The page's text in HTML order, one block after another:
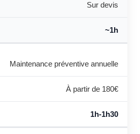
Sur devis
~1h
Maintenance préventive annuelle
À partir de 180€
1h-1h30